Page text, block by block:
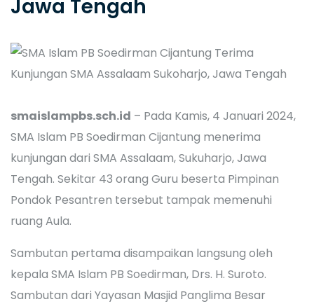
Jawa Tengah
smaislampbs.sch.id – Pada Kamis, 4 Januari 2024,
SMA Islam PB Soedirman Cijantung menerima
kunjungan dari SMA Assalaam, Sukuharjo, Jawa
Tengah. Sekitar 43 orang Guru beserta Pimpinan
Pondok Pesantren tersebut tampak memenuhi
ruang Aula.
Sambutan pertama disampaikan langsung oleh
kepala SMA Islam PB Soedirman, Drs. H. Suroto.
Sambutan dari Yayasan Masjid Panglima Besar